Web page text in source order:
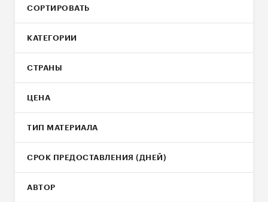
СОРТИРОВАТЬ
КАТЕГОРИИ
СТРАНЫ
ЦЕНА
ТИП МАТЕРИАЛА
СРОК ПРЕДОСТАВЛЕНИЯ (ДНЕЙ)
АВТОР